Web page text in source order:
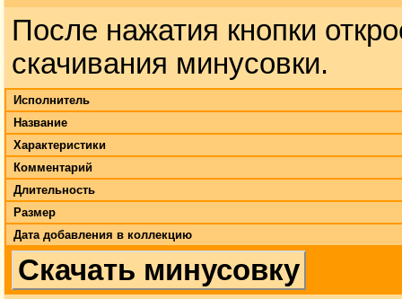
После нажатия кнопки
скачивания минусовки.
Исполнитель
Название
Характеристики
Комментарий
Длительность
Размер
Дата добавления в коллекцию
Скачать минусовку